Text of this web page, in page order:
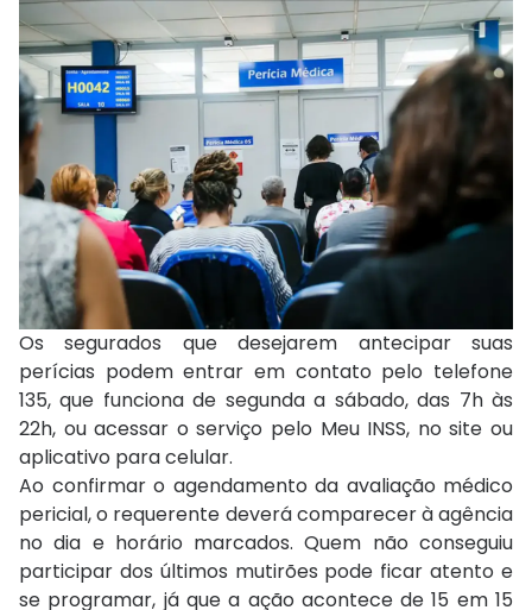
Os segurados que desejarem antecipar suas
perícias podem entrar em contato pelo telefone
135, que funciona de segunda a sábado, das 7h às
22h, ou acessar o serviço pelo Meu INSS, no site ou
aplicativo para celular.
Ao confirmar o agendamento da avaliação médico
pericial, o requerente deverá comparecer à agência
no dia e horário marcados. Quem não conseguiu
participar dos últimos mutirões pode ficar atento e
se programar, já que a ação acontece de 15 em 15